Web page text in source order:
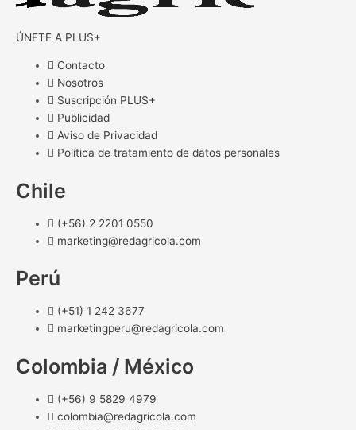
ÚNETE A PLUS+
Contacto
Nosotros
Suscripción PLUS+
Publicidad
Aviso de Privacidad
Política de tratamiento de datos personales
Chile
(+56) 2 2201 0550
marketing@redagricola.com
Perú
(+51) 1 242 3677
marketingperu@redagricola.com
Colombia / México
(+56) 9 5829 4979
colombia@redagricola.com